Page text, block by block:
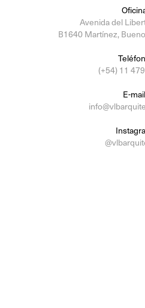
Avenida del
B1640 Martínez,
Teléfon
(+54) 11
E-mail